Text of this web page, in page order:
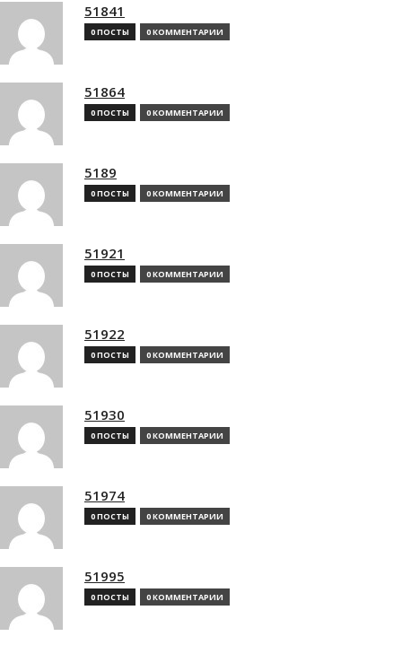
51841
0 ПОСТЫ 0 КОММЕНТАРИИ
51864
0 ПОСТЫ 0 КОММЕНТАРИИ
5189
0 ПОСТЫ 0 КОММЕНТАРИИ
51921
0 ПОСТЫ 0 КОММЕНТАРИИ
51922
0 ПОСТЫ 0 КОММЕНТАРИИ
51930
0 ПОСТЫ 0 КОММЕНТАРИИ
51974
0 ПОСТЫ 0 КОММЕНТАРИИ
51995
0 ПОСТЫ 0 КОММЕНТАРИИ